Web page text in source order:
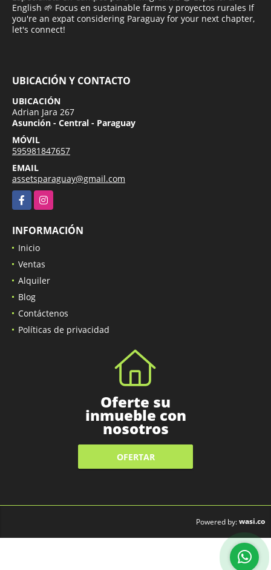
English 🌱 Focus en sustainable farms y proyectos rurales If
you're an expat considering Paraguay for your next chapter,
let's connect!
UBICACIÓN Y CONTACTO
UBICACIÓN
Adrian Jara 267
Asunción - Central - Paraguay
MÓVIL
595981847657
EMAIL
assetsparaguay@gmail.com
FacebookInstagram
INFORMACIÓN
Inicio
Ventas
Alquiler
Blog
Contáctenos
Políticas de privacidad
Oferte su
inmueble con
nosotros
OFERTAR
Powered by:wasi.co